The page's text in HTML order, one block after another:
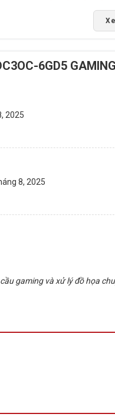
6GD5
2025
8, 2025
gaming và xử lý đồ họa